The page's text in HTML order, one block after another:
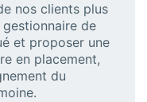
nos clients plus
de
et proposer une
en placement,
du